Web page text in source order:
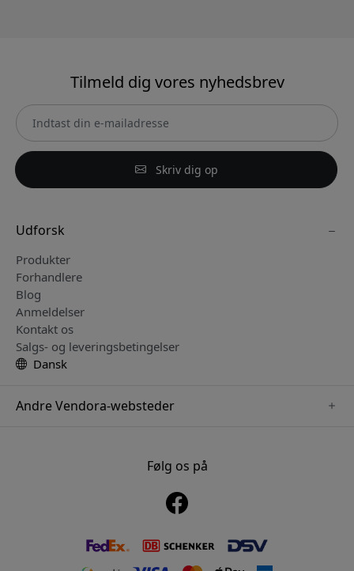
Tilmeld dig vores nyhedsbrev
Skriv dig op
Udforsk
Produkter
Forhandlere
Blog
Anmeldelser
Kontakt os
Salgs- og leveringsbetingelser
Dansk
Andre Vendora-websteder
www.pipetto.se
Følg os på